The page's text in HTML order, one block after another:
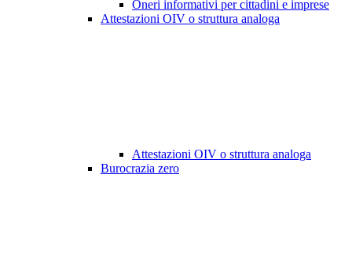
Oneri informativi per cittadini e imprese
Attestazioni OIV o struttura analoga
Attestazioni OIV o struttura analoga
Burocrazia zero